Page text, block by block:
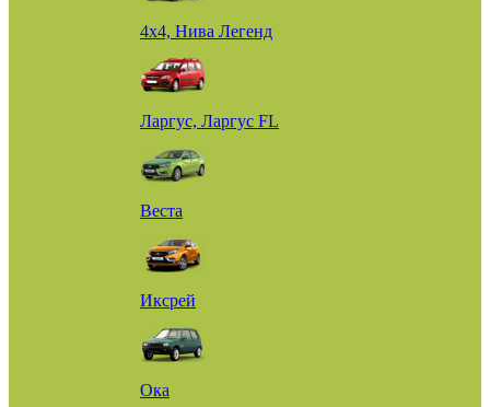
4х4, Нива Легенд
Ларгус, Ларгус FL
Веста
Иксрей
Ока